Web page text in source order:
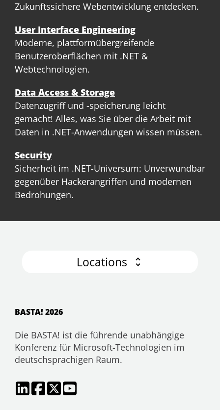
Zukunftssichere Webentwicklung entdecken.
User Interface Engineering
Moderne, plattformübergreifende
Benutzeroberflächen mit .NET &
Webtechnologien.
Data Access & Storage
Datenzugriff und -speicherung leicht
gemacht! Alles, was Sie über die Arbeit mit
Daten in .NET-Anwendungen wissen müssen.
Security
Sicherheit im .NET-Universum: Unverwundbar
gegenüber Hackerangriffen und modernen
Bedrohungen.
Locations
BASTA! 2026
Die BASTA! ist die führende unabhängige
Konferenz für Microsoft-Technologien im
deutschsprachigen Raum.